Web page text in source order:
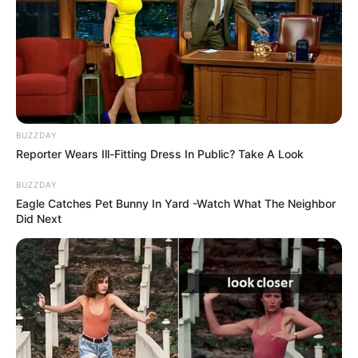
Victoire ne répond pas quand Chloé appelle… elle pense qu’elle
est toujours vexée
Chloé dit à Judith qu’elle se rend compte
qu’avec les filles, elles ne sont pas sur la même
longueur d’ondes. Judith invite sa mère à
appeler les filles pour mettre fin à ce
malentendu.
BUZZDAY
Reporter Wears Ill-Fitting Dress In Public? Take A Look
BUZZDAY
Eagle Catches Pet Bunny In Yard -Watch What The Neighbor
Did Next